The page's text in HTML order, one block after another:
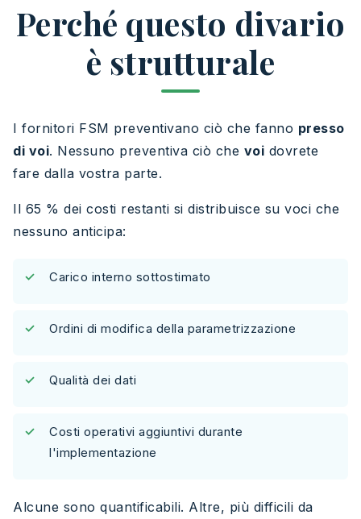
Perché questo divario
è strutturale
I fornitori FSM preventivano ciò che fanno presso
di voi. Nessuno preventiva ciò che voi dovrete
fare dalla vostra parte.
Il 65 % dei costi restanti si distribuisce su voci che
nessuno anticipa:
Carico interno sottostimato
Ordini di modifica della parametrizzazione
Qualità dei dati
Costi operativi aggiuntivi durante
l'implementazione
Alcune sono quantificabili. Altre, più difficili da